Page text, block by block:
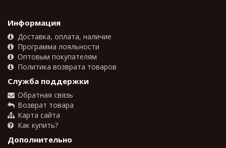
Информация
Доставка, оплата, наличие
Программа лояльности
Оптовым покупателям
Политика возврата товаров
Служба поддержки
Обратная связь
Возврат товара
Карта сайта
Как купить?
Дополнительно